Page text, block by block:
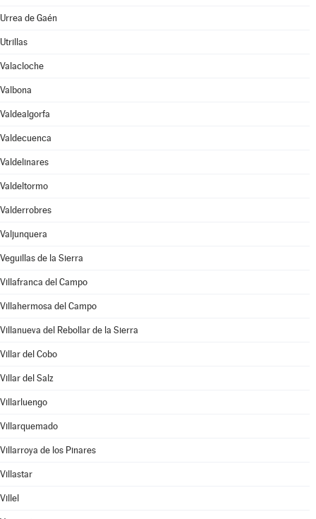
Urrea de Gaén
Utrillas
Valacloche
Valbona
Valdealgorfa
Valdecuenca
Valdelinares
Valdeltormo
Valderrobres
Valjunquera
Veguillas de la Sierra
Villafranca del Campo
Villahermosa del Campo
Villanueva del Rebollar de la Sierra
Villar del Cobo
Villar del Salz
Villarluengo
Villarquemado
Villarroya de los Pinares
Villastar
Villel